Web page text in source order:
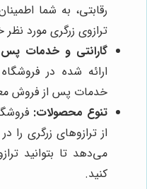
رقابتی، به شما
ترازوی زرگری مورد
گارانتی و خدمات
ارائه شده در
خدمات پس از فروش
تنوع محصولات:
از ترازوهای زرگری
می‌دهد تا بتوانید
کنید.